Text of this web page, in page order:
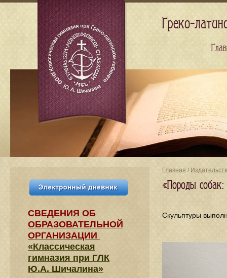
Главная /
«Породы
Скульптуры
СВЕДЕНИЯ​ ОБ
ОБРАЗОВАТЕЛЬНОЙ
ОРГАНИЗАЦИИ
«Классическая
гимназия при ГЛК
Ю.А. Шичалина»
Греко-